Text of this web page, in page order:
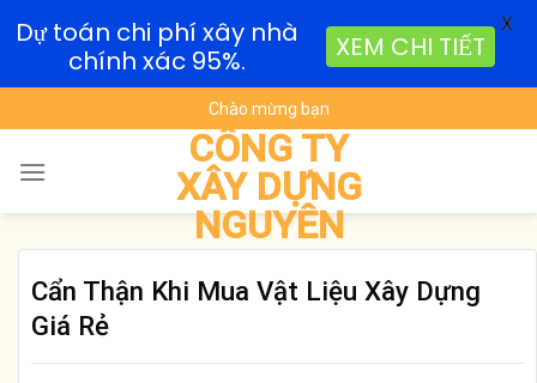
to
content
Chào mừng bạn
CÔNG TY
XÂY DỰNG
NGUYÊN
Cẩn Thận Khi Mua Vật Liệu Xây Dựng
Giá Rẻ
Dự toán chi phí xây nhà
chính xác 95%.
XEM CHI TIẾT
X